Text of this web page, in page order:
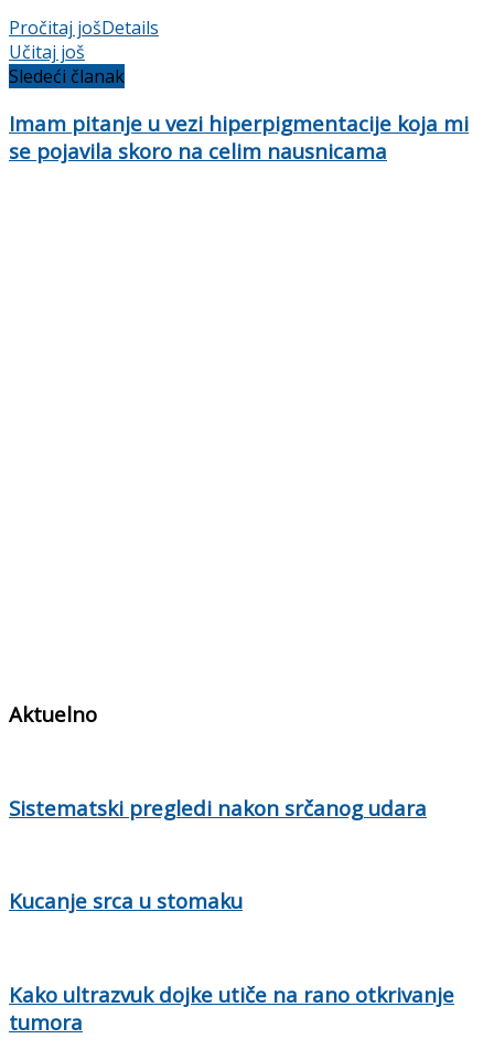
Pročitaj jošDetails
Učitaj još
Sledeći članak
Imam pitanje u vezi hiperpigmentacije koja mi
se pojavila skoro na celim nausnicama
Aktuelno
Sistematski pregledi nakon srčanog udara
Kucanje srca u stomaku
Kako ultrazvuk dojke utiče na rano otkrivanje
tumora